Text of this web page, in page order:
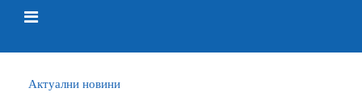
Актуални новини